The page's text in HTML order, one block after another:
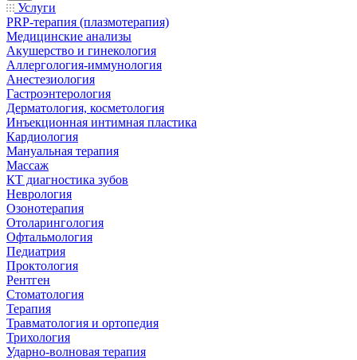
Услуги
PRP-терапия (плазмотерапия)
Медицинские анализы
Акушерство и гинекология
Аллергология-иммунология
Анестезиология
Гастроэнтерология
Дерматология, косметология
Инъекционная интимная пластика
Кардиология
Мануальная терапия
Массаж
КТ диагностика зубов
Неврология
Озонотерапия
Отоларингология
Офтальмология
Педиатрия
Проктология
Рентген
Стоматология
Терапия
Травматология и ортопедия
Трихология
Ударно-волновая терапия